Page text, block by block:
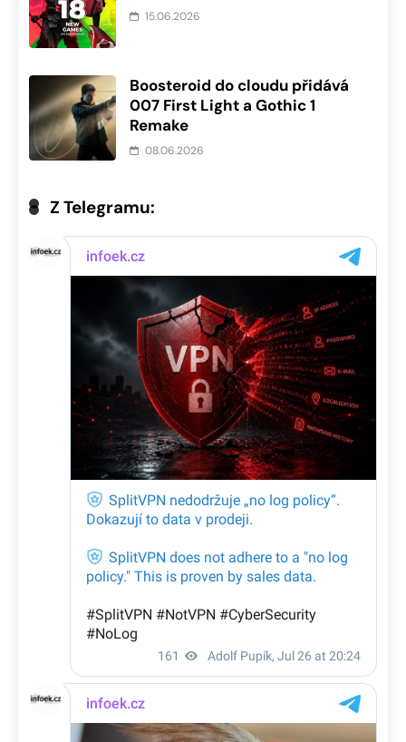
15.06.2026
Boosteroid do cloudu přidává
007 First Light a Gothic 1
Remake
08.06.2026
Z Telegramu: